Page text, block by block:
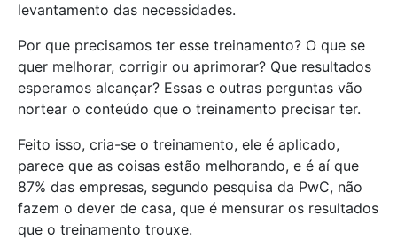
levantamento das necessidades.
Por que precisamos ter esse treinamento? O que se
quer melhorar, corrigir ou aprimorar? Que resultados
esperamos alcançar? Essas e outras perguntas vão
nortear o conteúdo que o treinamento precisar ter.
Feito isso, cria-se o treinamento, ele é aplicado,
parece que as coisas estão melhorando, e é aí que
87% das empresas, segundo pesquisa da PwC, não
fazem o dever de casa, que é mensurar os resultados
que o treinamento trouxe.